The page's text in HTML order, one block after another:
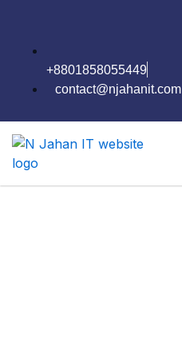
+8801858055449
contact@njahanit.com